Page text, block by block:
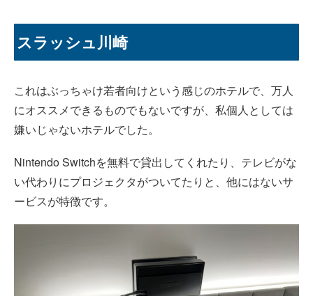
スラッシュ川崎
これはぶっちゃけ若者向けという感じのホテルで、万人
にオススメできるものでもないですが、私個人としては
嫌いじゃないホテルでした。
Nintendo Switchを無料で貸出してくれたり、テレビがな
い代わりにプロジェクタがついてたりと、他にはないサ
ービスが特徴です。